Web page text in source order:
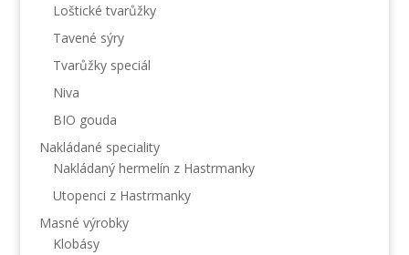
Loštické tvarůžky
Tavené sýry
Tvarůžky speciál
Niva
BIO gouda
Nakládané speciality
Nakládaný hermelín z Hastrmanky
Utopenci z Hastrmanky
Masné výrobky
Klobásy